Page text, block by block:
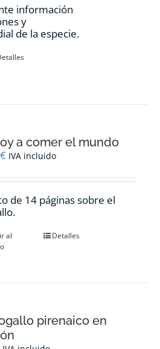
información
y
de la especie.
a comer el mundo
€ IVA incluido
de 14 páginas sobre el
al
Detalles
pirenaico en